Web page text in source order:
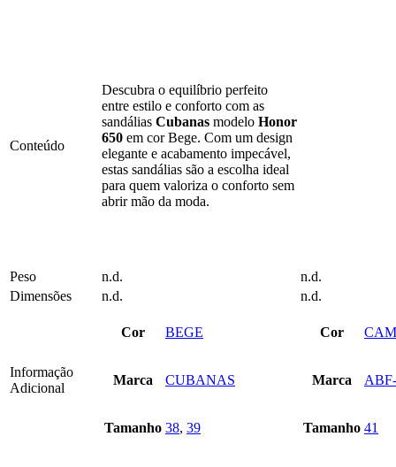
on
the
product
page
Conteúdo
Descubra o equilíbrio perfeito
entre estilo e conforto com as
sandálias Cubanas modelo Honor
650 em cor Bege. Com um design
elegante e acabamento impecável,
estas sandálias são a escolha ideal
para quem valoriza o conforto sem
abrir mão da moda.
Peso n.d.
n.d.
Dimensões
n.d. n.d.
Informação
Adicional
Cor BEGE
Marca CUBANAS
Tamanho 38, 39
Cor
Marca
Tamanho 41